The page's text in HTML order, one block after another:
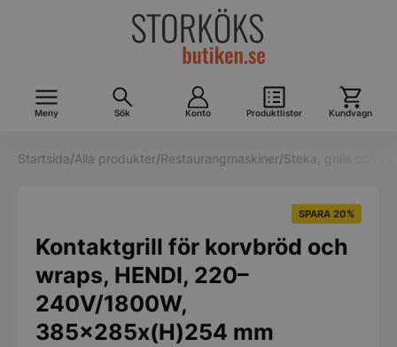
Meny Sök Konto Produktlistor Kundvagn
Startsida/Alla produkter/Restaurangmaskiner/Steka, grilla och
SPARA 20%
Kontaktgrill för korvbröd och
wraps, HENDI, 220–
240V/1800W,
385x285x(H)254 mm